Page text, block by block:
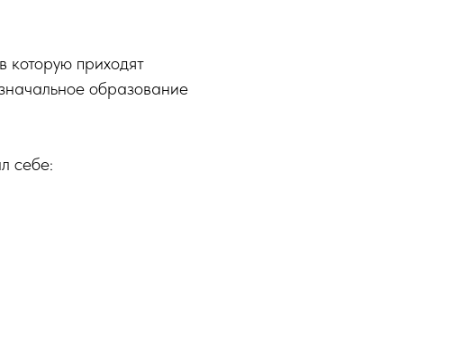
которую приходят
образование
себе: